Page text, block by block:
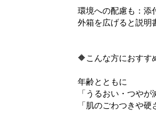
環境への配慮も：添
外箱を広げると説明
🔶こんな方におすす
年齢とともに
「うるおい・つやが
「肌のごわつきや